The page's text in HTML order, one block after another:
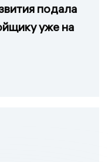
подала
уже на